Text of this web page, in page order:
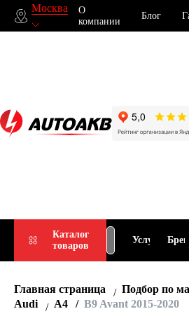
Москва
О
компании
Блог
Каталог
товаров
Подбор
АКБ
Услуги
Главная страница
Подбор по
Audi
A4 B9 Avant 2015-2020